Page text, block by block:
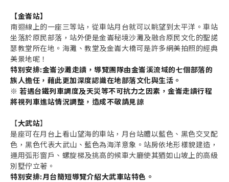
【金崙站】
南迴線上的一座三等站，從車站月台就可以眺望到太平洋。車站
坐落於原民部落，站外便是金崙秘境沙灘及融合原民文化的聖諾
瑟教堂所在地。海灘、教堂及金崙大橋可是許多網美拍照的經典
美景地呢！
特別安排:金崙沙灘走讀，導覽團隊由金崙溪流域的七個部落的
族人擔任，藉此更加深度認識在地部落文化與生活。
※ 若遇台鐵列車調度及天災等不可抗力之因素，金崙走讀行程
將視列車進站情況調整，造成不敬請見諒
【大武站】
是座可在月台上看山望海的車站，月台站體以藍色、黑色交叉配
色，黑色代表大武山、藍色為海洋意象。站房依地形樣貌建造，
運用弧形窗戶、螺旋梯及挑高的候車大廳使其猶如山坡上的高級
別墅佇立著。
特別安排:月台簡短導覽介紹大武車站特色。